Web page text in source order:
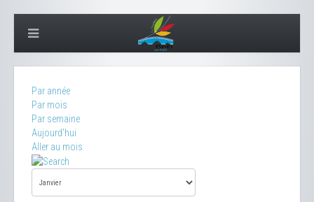
Par année
Par mois
Par semaine
Aujourd'hui
Aller au mois